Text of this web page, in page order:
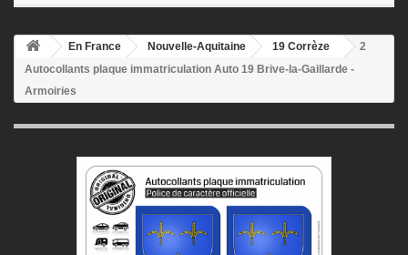
En France Nouvelle-Aquitaine 19 Corrèze
2
Autocollants plaque immatriculation Auto 19 Brive-la-Gaillarde -
Armoiries